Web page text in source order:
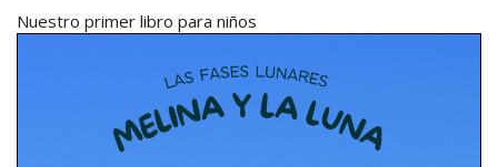
Nuestro primer libro para niños